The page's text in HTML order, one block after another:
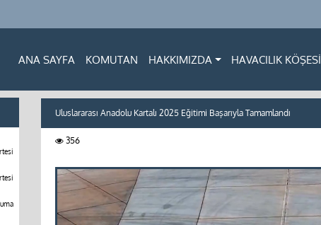
ANA SAYFA KOMUTAN HAKKIMIZDA HAVACILIK KÖŞESİ
Uluslararası Anadolu Kartalı 2025 Eğitimi Başarıyla Tamamlandı
356